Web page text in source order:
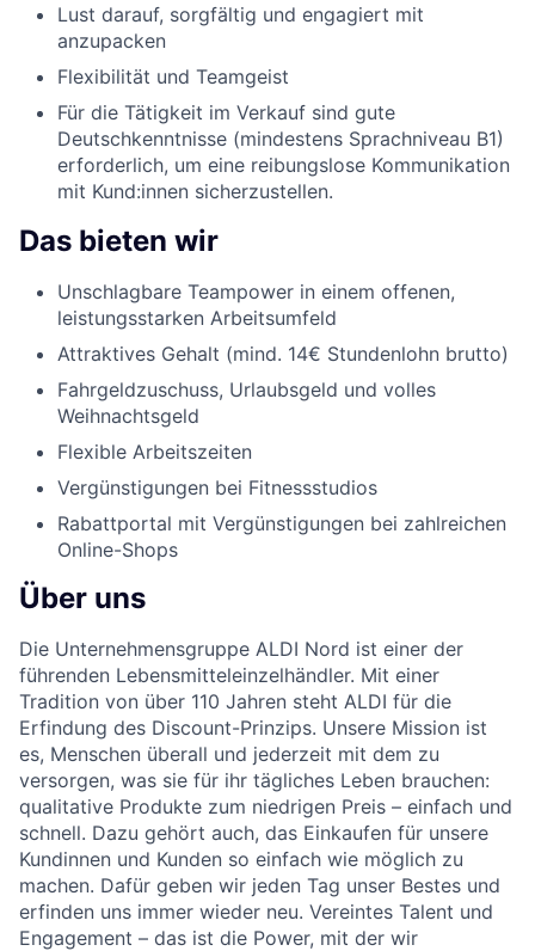
Lust darauf, sorgfältig und engagiert mit
anzupacken
Flexibilität und Teamgeist
Für die Tätigkeit im Verkauf sind gute
Deutschkenntnisse (mindestens Sprachniveau B1)
erforderlich, um eine reibungslose Kommunikation
mit Kund:innen sicherzustellen.
Das bieten wir
Unschlagbare Teampower in einem offenen,
leistungsstarken Arbeitsumfeld
Attraktives Gehalt (mind. 14€ Stundenlohn brutto)
Fahrgeldzuschuss, Urlaubsgeld und volles
Weihnachtsgeld
Flexible Arbeitszeiten
Vergünstigungen bei Fitnessstudios
Rabattportal mit Vergünstigungen bei zahlreichen
Online-Shops
Über uns
Die Unternehmensgruppe ALDI Nord ist einer der
führenden Lebensmitteleinzelhändler. Mit einer
Tradition von über 110 Jahren steht ALDI für die
Erfindung des Discount-Prinzips. Unsere Mission ist
es, Menschen überall und jederzeit mit dem zu
versorgen, was sie für ihr tägliches Leben brauchen:
qualitative Produkte zum niedrigen Preis – einfach und
schnell. Dazu gehört auch, das Einkaufen für unsere
Kundinnen und Kunden so einfach wie möglich zu
machen. Dafür geben wir jeden Tag unser Bestes und
erfinden uns immer wieder neu. Vereintes Talent und
Engagement – das ist die Power, mit der wir